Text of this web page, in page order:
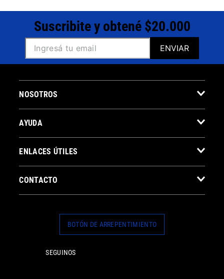
Suscribite y obtené $20.000
ENVIAR
NOSOTROS
AYUDA
ENLACES ÚTILES
CONTACTO
BOTÓN DE ARREPENTIMIENTO
SEGUINOS